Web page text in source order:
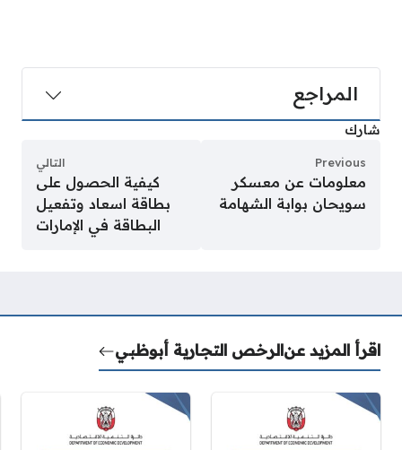
المراجع
شارك
Previous
معلومات عن معسكر
سويحان بوابة الشهامة
التالي
كيفية الحصول على
بطاقة اسعاد وتفعيل
البطاقة في الإمارات
اقرأ المزيد عنالرخص التجارية أبوظبي